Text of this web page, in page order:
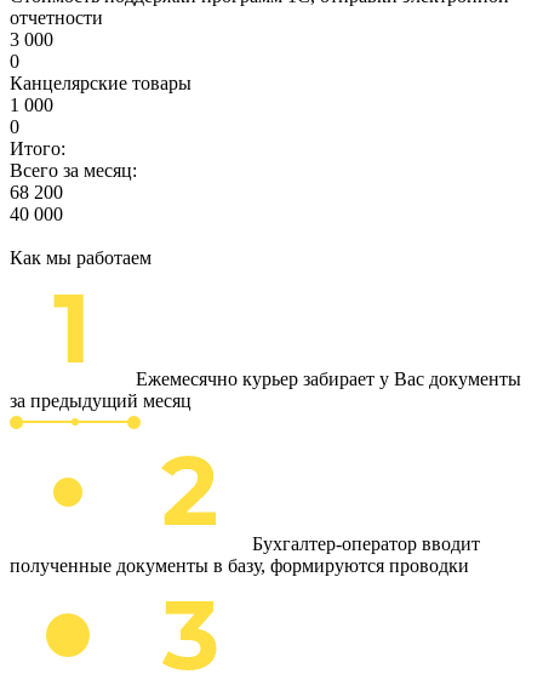
отчетности
3 000
0
Канцелярские товары
1 000
0
Итого:
Всего за месяц:
68 200
40 000
Как мы работаем
Ежемесячно курьер забирает у Вас документы
за предыдущий месяц
Бухгалтер-оператор вводит
полученные документы в базу, формируются проводки